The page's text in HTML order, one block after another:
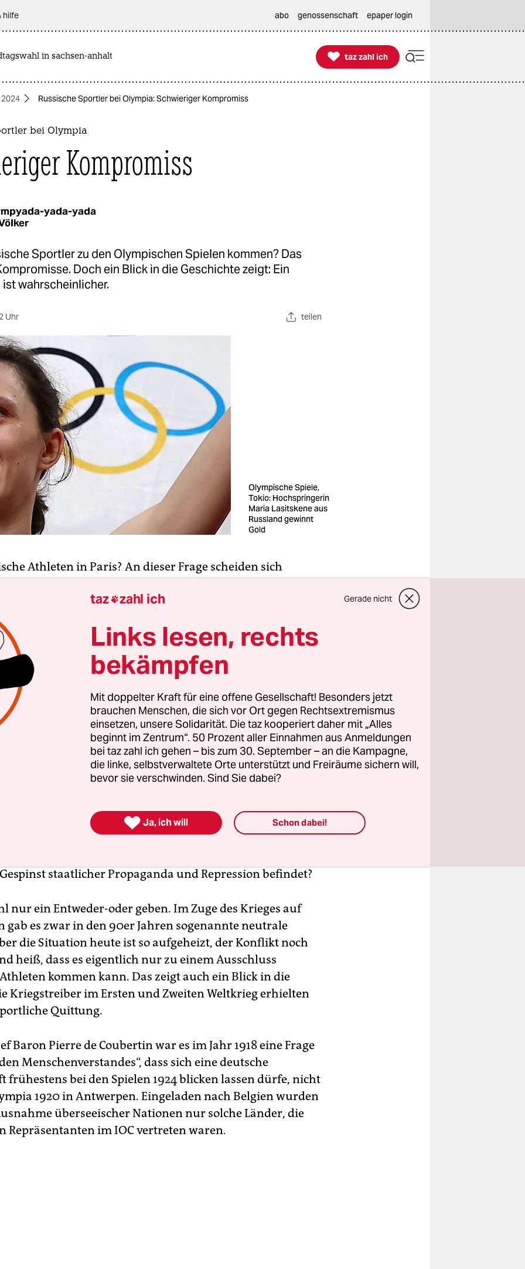
hilfe abo genossenschaft epaper login
in sachsen-anhalt 
taz zahl ich
taz zahl ich
Russische Sportler bei Olympia: Schwieriger Kompromiss
bei Olympia
Kompromiss
yada-yada
Sportler zu den Olympischen Spielen kommen? Das
Doch ein Blick in die Geschichte zeigt: Ein
wahrscheinlicher.
Uhr teilen
Olympische Spiele,
Tokio: Hochspringerin
Maria Lasitskene aus
Russland gewinnt
Gold
Athleten in Paris? An dieser Frage scheiden sich
ukrainischen „Marathon der Ehrlichkeit“ mitzumachen
von Russen zu verhindern.
231 im Krieg getöteten ukrainischen Athleten und der
bei den Olympischen Sommerspielen von Tokio über 63
russischen Medaillen von Mitgliedern des
gewonnen wurden, wie der ukrainische
Dmytro Kuleba ebenfalls auf Twitter schreibt, sei die
Olympischen Komitees,Zugänge für
zu ermöglichen, verwerflich.
Bekommen nur jene Sportler ein Eintrittsticket, die
staatlicher Propaganda und Repression befindet?
nur ein Entweder-oder geben. Im Zuge des Krieges auf
gab es zwar in den 90er Jahren sogenannte neutrale
die Situation heute ist so aufgeheizt, der Konflikt noch
heiß, dass es eigentlich nur zu einem Ausschluss
kommen kann. Das zeigt auch ein Blick in die
Kriegstreiber im Ersten und Zweiten Weltkrieg erhielten
Quittung.
Baron Pierre de Coubertin war es im Jahr 1918 eine Frage
Menschenverstandes“, dass sich eine deutsche
frühestens bei den Spielen 1924 blicken lassen dürfe, nicht
1920 in Antwerpen. Eingeladen nach Belgien wurden
überseeischer Nationen nur solche Länder, die
Repräsentanten im IOC vertreten waren.
taz zahl ich Gerade nicht
Links lesen, rechts
bekämpfen
Mit doppelter Kraft für eine offene Gesellschaft! Besonders jetzt
brauchen Menschen, die sich vor Ort gegen Rechtsextremismus
einsetzen, unsere Solidarität. Die taz kooperiert daher mit „Alles
beginnt im Zentrum“. 50 Prozent aller Einnahmen aus Anmeldungen
bei taz zahl ich gehen – bis zum 30. September – an die Kampagne,
die linke, selbstverwaltete Orte unterstützt und Freiräume sichern will,
bevor sie verschwinden. Sind Sie dabei?
 Ja, ich will Schon dabei!